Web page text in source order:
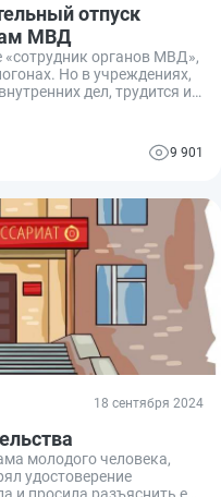
отпуск
МВД
органов МВД»,
Но в учреждениях,
дел, трудится и
вольнонаемные
дополнительный отпуск.
9 901
18 сентября 2024
молодого человека,
удостоверение